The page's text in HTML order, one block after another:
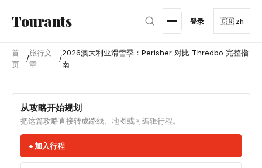
Tourants 登录 🇨🇳 zh
首
页
/
旅行文
章
/
2026澳大利亚滑雪季：Perisher 对比 Thredbo 完整指
南
从攻略开始规划
把这篇攻略直接转成路线、地图或可编辑行程。
加入行程